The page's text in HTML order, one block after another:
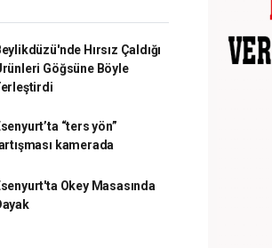
Hırsız Çaldığı
Göğsüne Böyle
“ters yön”
kamerada
Okey Masasında